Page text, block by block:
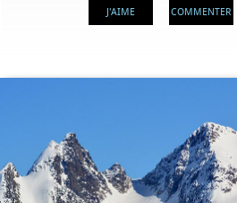
J'AIME COMMENTER